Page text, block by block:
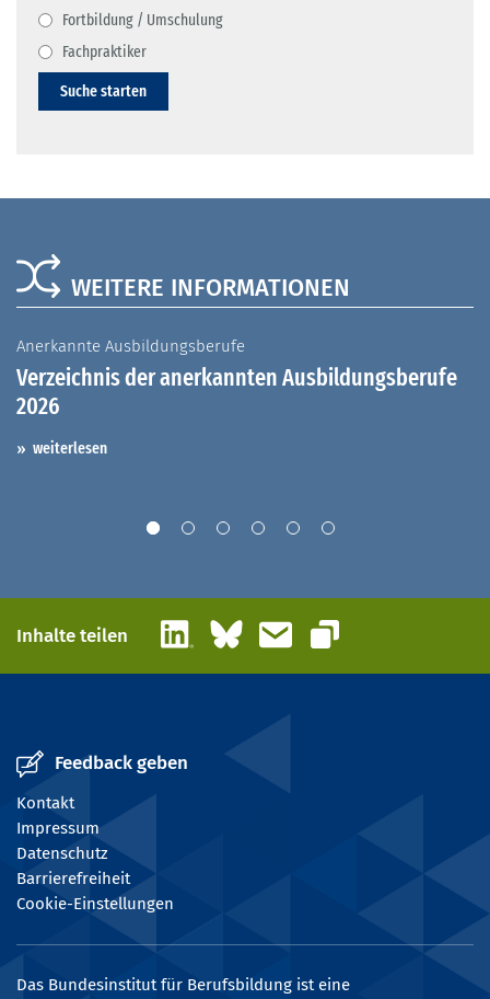
Fortbildung / Umschulung
Fachpraktiker
Suche starten
WEITERE INFORMATIONEN
Anerkannte Ausbildungsberufe
Verzeichnis der anerkannten Ausbildungsberufe
2026
weiterlesen
Inhalte teilen LinkedInBlueskyE-Mail
Link kopieren
Feedback geben
Kontakt
Impressum
Datenschutz
Barrierefreiheit
Cookie-Einstellungen
Das Bundesinstitut für Berufsbildung ist eine